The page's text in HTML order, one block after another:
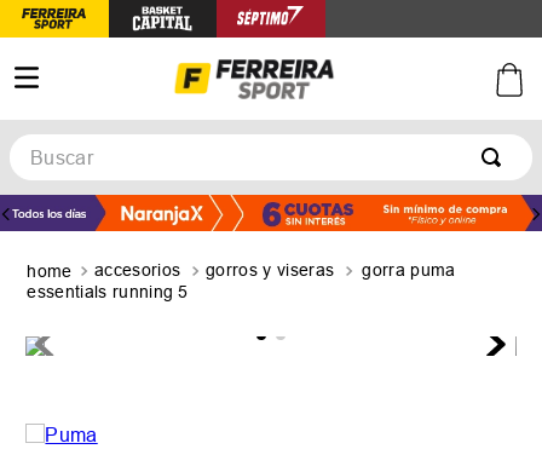
Buscar
TÉRMINOS MÁS BUSCADOS
2.
basquet
accesorios gorros y viseras
gorra puma
essentials running 5